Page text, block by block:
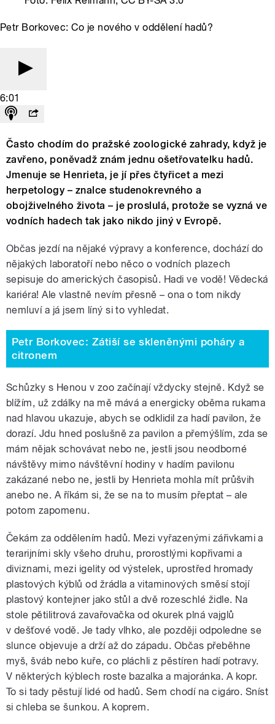
Petr Borkovec: Co je nového v oddělení hadů?
6:01
Často chodím do pražské zoologické zahrady, když je
zavřeno, poněvadž znám jednu ošetřovatelku hadů.
Jmenuje se Henrieta, je jí přes čtyřicet a mezi
herpetology – znalce studenokrevného a
obojživelného života – je proslulá, protože se vyzná ve
vodních hadech tak jako nikdo jiný v Evropě.
Občas jezdí na nějaké výpravy a konference, dochází do
nějakých laboratoří nebo něco o vodních plazech
sepisuje do amerických časopisů. Hadi ve vodě! Vědecká
kariéra! Ale vlastně nevím přesně – ona o tom nikdy
nemluví a já jsem líný si to vyhledat.
Petr Borkovec: Zátiší se skleněnými poháry a
citronem
Schůzky s Henou v zoo začínají vždycky stejně. Když se
blížím, už zdálky na mě mává a energicky oběma rukama
nad hlavou ukazuje, abych se odklidil za hadí pavilon, že
dorazí. Jdu hned poslušně za pavilon a přemýšlím, zda se
mám nějak schovávat nebo ne, jestli jsou neodborné
návštěvy mimo návštěvní hodiny v hadím pavilonu
zakázané nebo ne, jestli by Henrieta mohla mít průšvih
anebo ne. A říkám si, že se na to musím přeptat – ale
potom zapomenu.
Čekám za oddělením hadů. Mezi vyřazenými zářivkami a
terarijními skly všeho druhu, prorostlými kopřivami a
diviznami, mezi igelity od výstelek, uprostřed hromady
plastových kýblů od žrádla a vitaminových směsí stojí
plastový kontejner jako stůl a dvě rozeschlé židle. Na
stole pětilitrová zavařovačka od okurek plná vajglů
v dešťové vodě. Je tady vlhko, ale později odpoledne se
slunce objevuje a drží až do západu. Občas přeběhne
myš, šváb nebo kuře, co pláchli z pěstíren hadí potravy.
V některých kýblech roste bazalka a majoránka. A kopr.
To si tady pěstují lidé od hadů. Sem chodí na cigáro. Sníst
si chleba se šunkou. A koprem.